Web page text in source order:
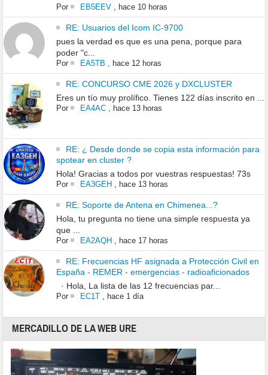
Por EB5EEV, hace 10 horas
RE: Usuarios del Icom IC-9700
pues la verdad es que es una pena, porque para
poder "c...
Por EA5TB hace 12 horas
RE: CONCURSO CME 2026 y DXCLUSTER
Eres un tío muy prolífico. Tienes 122 días inscrito en ...
Por EA4AC, hace 13 horas
RE: ¿ Desde donde se copia esta información para
spotear en cluster ?
Hola! Gracias a todos por vuestras respuestas! 73s
Por EA3GEH, hace 13 horas
RE: Soporte de Antena en Chimenea...?
Hola, tu pregunta no tiene una simple respuesta ya
que ...
Por EA2AQH, hace 17 horas
RE: Frecuencias HF asignada a Protección Civil en
España - REMER - emergencias - radioaficionados
· Hola, La lista de las 12 frecuencias par...
Por EC1T, hace 1 día
MERCADILLO DE LA WEB URE